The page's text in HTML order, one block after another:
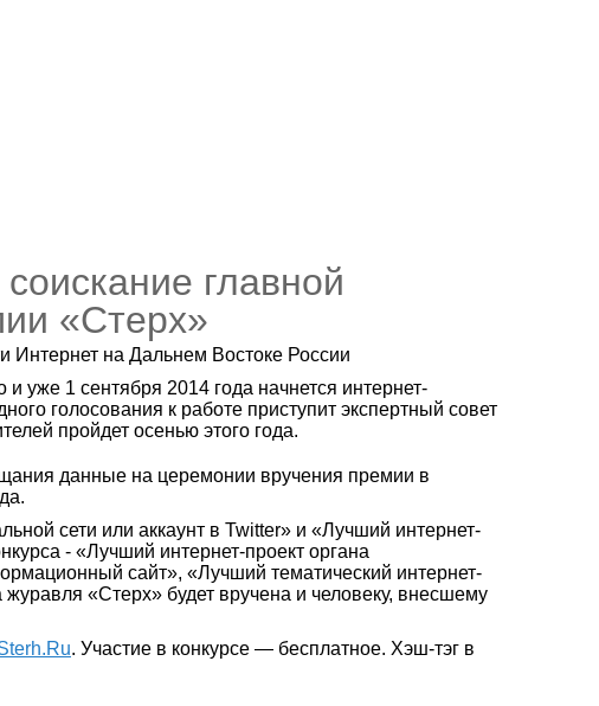
главной
«Стерх»
Интернет на Дальнем Востоке России
уже 1 сентября 2014 года начнется интернет-
голосования к работе приступит экспертный совет
пройдет осенью этого года.
данные на церемонии вручения премии в
сети или аккаунт в Twitter» и «Лучший интернет-
- «Лучший интернет-проект органа
сайт», «Лучший тематический интернет-
«Стерх» будет вручена и человеку, внесшему
. Участие в конкурсе — бесплатное. Хэш-тэг в